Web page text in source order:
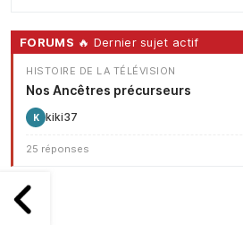
FORUMS 🔥 Dernier sujet actif
HISTOIRE DE LA TÉLÉVISION
Nos Ancêtres précurseurs
K kiki37
25 réponses